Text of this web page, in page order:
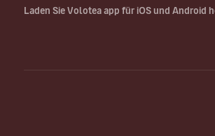
Laden Sie Volotea app für iOS und Android